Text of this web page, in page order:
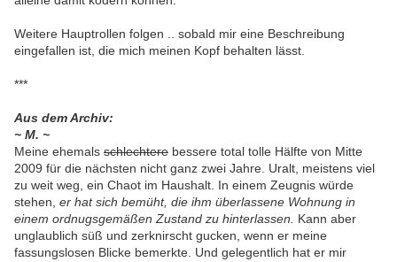
Weitere Hauptrollen folgen .. sobald mir eine Beschreibung
eingefallen ist, die mich meinen Kopf behalten lässt.
***
Aus dem Archiv:
~ M. ~
Meine ehemals schlechtere bessere total tolle Hälfte von Mitte
2009 für die nächsten nicht ganz zwei Jahre. Uralt, meistens viel
zu weit weg, ein Chaot im Haushalt. In einem Zeugnis würde
stehen, er hat sich bemüht, die ihm überlassene Wohnung in
einem ordnugsgemäßen Zustand zu hinterlassen.
Kann aber
unglaublich süß und zerknirscht gucken, wenn er meine
fassungslosen Blicke bemerkte. Und gelegentlich hat er mir